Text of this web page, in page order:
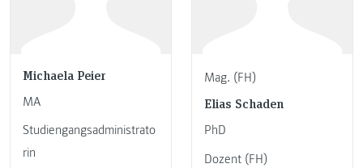
Michaela Peier
MA
Studiengangsadministrato
rin
Mag. (FH)
Elias Schaden
PhD
Dozent (FH)